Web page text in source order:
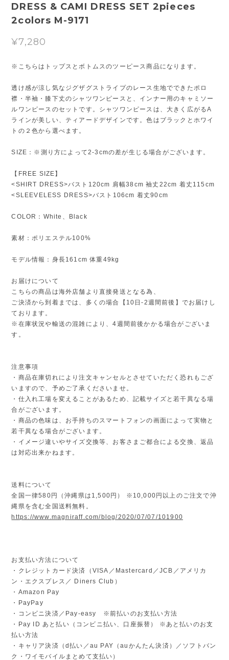
DRESS & CAMI DRESS SET 2pieces
2colors M-9171
¥7,280
※こちらはトップスとボトムスのツーピース商品になります。
透け感が涼し気なジグザグストライプのレース生地でできたポロ
襟・半袖・膝下丈のシャツワンピースと、インナー用のキャミソー
ルワンピースのセットです。シャツワンピースは、大きく広がるA
ラインが美しい、ティアードデザインです。色はブラックとホワイ
トの２色から選べます。
SIZE：※測り方によって2-3cmの差が生じる場合がございます。
【FREE SIZE】
<SHIRT DRESS>バスト120cm 肩幅38cm 袖丈22cm 着丈115cm
<SLEEVELESS DRESS>バスト106cm 着丈90cm
COLOR：White、Black
素材：ポリエステル100%
モデル情報：身長161cm 体重49kg
お届けについて
こちらの商品は海外店舗より直接発送となる為、
ご決済から到着までは、多くの場合【10日-2週間前後】でお届けし
ております。
※在庫状況や輸送の混雑により、4週間前後かかる場合がございま
す。
注意事項
・商品在庫切れにより注文キャンセルとさせていただく恐れもござ
いますので、予めご了承くださいませ。
・仕入れ工場を変えることがあるため、記載サイズと若干異なる場
合がございます。
・商品の色味は、お手持ちのスマートフォンの画面によって実物と
若干異なる場合がございます。
・イメージ違いやサイズ交換等、お客さまご都合による交換、返品
は対応出来かねます。
送料について
全国一律580円（沖縄県は1,500円） ※10,000円以上のご注文で沖
縄県を含む全国送料無料。
https://www.magniraff.com/blog/2020/07/07/101900
お支払い方法について
・クレジットカード決済（VISA／Mastercard／JCB／アメリカ
ン・エクスプレス／ Diners Club）
・Amazon Pay
・PayPay
・コンビニ決済／Pay-easy ※前払いのお支払い方法
・Pay ID あと払い（コンビニ払い、口座振替） ※あと払いのお支
払い方法
・キャリア決済（d払い／au PAY（auかんたん決済）／ソフトバン
ク・ワイモバイルまとめて支払い）